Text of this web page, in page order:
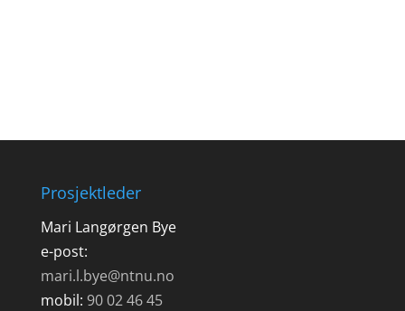
Prosjektleder
Mari Langørgen Bye
e-post:
mari.l.bye@ntnu.no
mobil: 90 02 46 45